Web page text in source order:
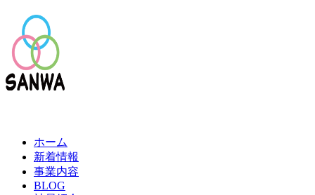
ホーム
新着情報
事業内容
BLOG